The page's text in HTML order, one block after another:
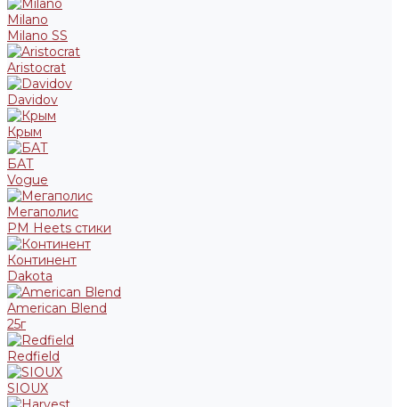
Milano
Milano SS
Aristocrat
Davidov
Крым
БАТ
Vogue
Мегаполис
PM Heets стики
Континент
Dakota
American Blend
25г
Redfield
SIOUX